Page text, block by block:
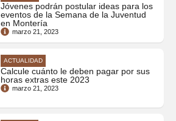
Jóvenes podrán postular ideas para los
eventos de la Semana de la Juventud
en Montería
marzo 21, 2023
ACTUALIDAD
Calcule cuánto le deben pagar por sus
horas extras este 2023
marzo 21, 2023